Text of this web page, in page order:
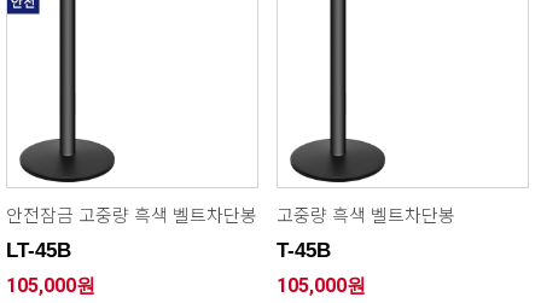
안전잠금 고중량 흑색 벨트차단봉
LT-45B
105,000원
고중량 흑색 벨트차단봉
T-45B
105,000원